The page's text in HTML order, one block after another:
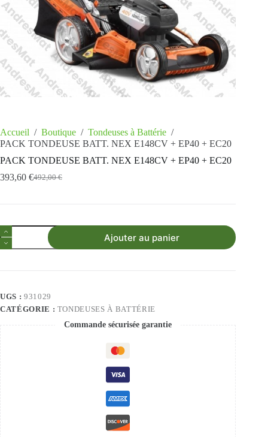
Accueil / Boutique / Tondeuses à Battérie /
PACK TONDEUSE BATT. NEX E148CV + EP40 + EC20
PACK TONDEUSE BATT. NEX E148CV + EP40 + EC20
492,00€
393,60 €
Ajouter au panier
UGS : 931029
CATÉGORIE : TONDEUSES À BATTÉRIE
Commande sécurisée garantie